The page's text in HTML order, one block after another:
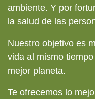
ambiente. Y por
la salud de las
Nuestro objetivo es
vida al mismo
mejor planeta.
Te ofrecemos lo